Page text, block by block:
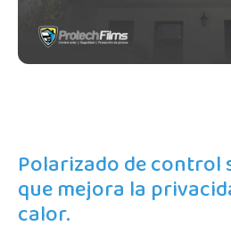
Polarizado de control
que mejora la
calor.